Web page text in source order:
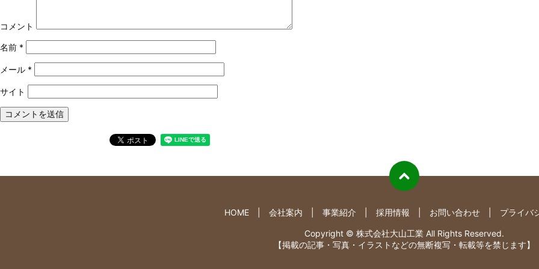
コメント
名前 *
メール *
サイト
HOME 会社案内 事業紹介 採用情報 お問い合わせ プライバ
Copyright © 株式会社大山工業 All Rights Reserved.
【掲載の記事・写真・イラストなどの無断複写・転載等を禁じます】